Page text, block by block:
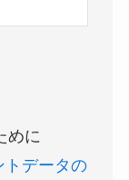
めに
トデータの